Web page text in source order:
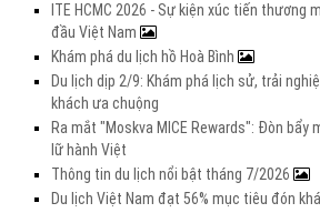
ITE HCMC 2026 - Sự kiện xúc tiến thương
đầu Việt Nam
Khám phá du lịch hồ Hoà Bình
Du lịch dịp 2/9: Khám phá lịch sử, trải
khách ưa chuộng
Ra mắt "Moskva MICE Rewards": Đòn bẩy
lữ hành Việt
Thông tin du lịch nổi bật tháng 7/2026
Du lịch Việt Nam đạt 56% mục tiêu đón